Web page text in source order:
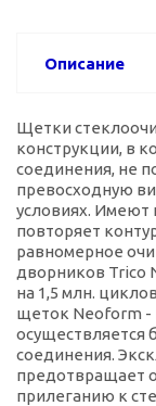
Описание
Щетки
конструкции, в
соединения, не
превосходную
условиях.
повторяет
равномерное
дворников Trico
на 1,5 млн.
щеток Neoform -
осуществляется
соединения.
предотвращает
прилеганию к